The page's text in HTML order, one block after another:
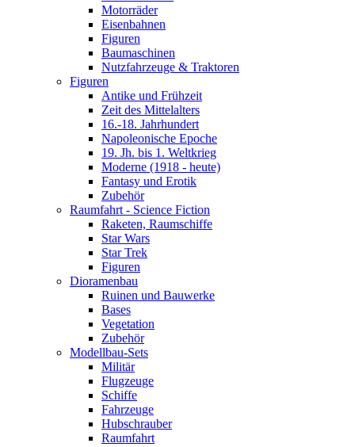
Motorräder
Eisenbahnen
Figuren
Baumaschinen
Nutzfahrzeuge & Traktoren
Figuren
Antike und Frühzeit
Zeit des Mittelalters
16.-18. Jahrhundert
Napoleonische Epoche
19. Jh. bis 1. Weltkrieg
Moderne (1918 - heute)
Fantasy und Erotik
Zubehör
Raumfahrt - Science Fiction
Raketen, Raumschiffe
Star Wars
Star Trek
Figuren
Dioramenbau
Ruinen und Bauwerke
Bases
Vegetation
Zubehör
Modellbau-Sets
Militär
Flugzeuge
Schiffe
Fahrzeuge
Hubschrauber
Raumfahrt